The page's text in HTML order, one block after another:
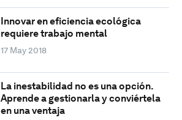
Innovar en eficiencia ecológica
requiere trabajo mental
17 May 2018
La inestabilidad no es una opción.
Aprende a gestionarla y conviértela
en una ventaja